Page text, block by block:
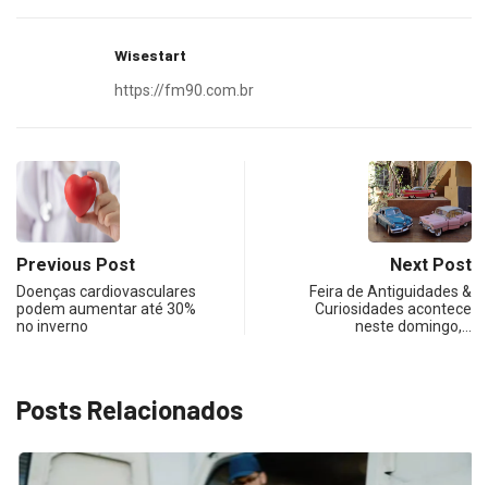
Wisestart
https://fm90.com.br
Previous Post
Doenças cardiovasculares
podem aumentar até 30%
no inverno
Next Post
Feira de Antiguidades &
Curiosidades acontece
neste domingo,…
Posts Relacionados